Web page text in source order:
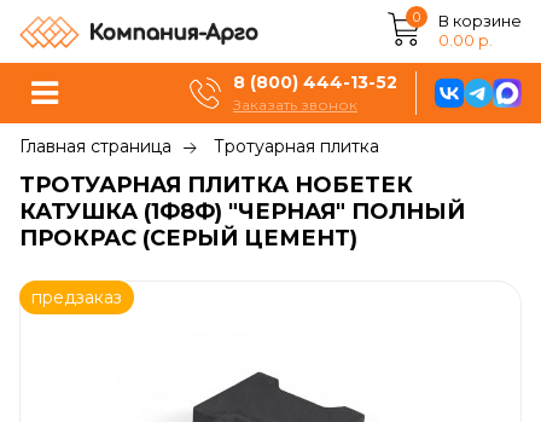
0
В корзине
0.00 р.
8 (800) 444-13-52
Заказать звонок
Главная страница Тротуарная плитка
ТРОТУАРНАЯ ПЛИТКА НОБЕТЕК
КАТУШКА (1Ф8Ф) "ЧЕРНАЯ" ПОЛНЫЙ
ПРОКРАС (СЕРЫЙ ЦЕМЕНТ)
предзаказ